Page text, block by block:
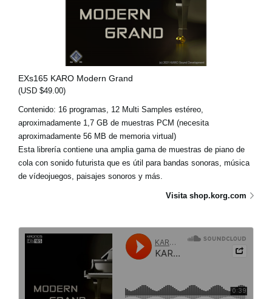
EXs165 KARO Modern Grand
(USD $49.00)
Contenido: 16 programas, 12 Multi Samples estéreo,
aproximadamente 1,7 GB de muestras PCM (necesita
aproximadamente 56 MB de memoria virtual)
Esta librería contiene una amplia gama de muestras de piano de
cola con sonido futurista que es útil para bandas sonoras, música
de vídeojuegos, paisajes sonoros y más.
Visita shop.korg.com